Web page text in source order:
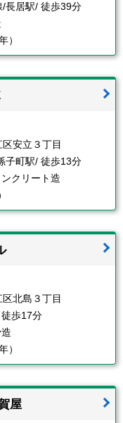
長居駅/ 徒歩39分
）
安立３丁目
子町駅/ 徒歩13分
クリート造
北島３丁目
歩17分
）
屋